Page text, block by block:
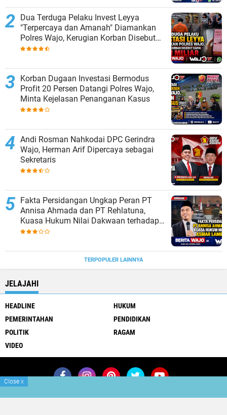
Dua Terduga Pelaku Invest Leyya
"Terpercaya dan Amanah" Diamankan
Polres Wajo, Kerugian Korban Disebut
Capai Rp8 Miliar
Korban Dugaan Investasi Bermodus
Profit 20 Persen Datangi Polres Wajo,
Minta Kejelasan Penanganan Kasus
Andi Rosman Nahkodai DPC Gerindra
Wajo, Herman Arif Dipercaya sebagai
Sekretaris
Fakta Persidangan Ungkap Peran PT
Annisa Ahmada dan PT Rehlatuna,
Kuasa Hukum Nilai Dakwaan terhadap
Asmar Lambo Tidak Berdasar
TERPOPULER LAINNYA
JELAJAHI
HEADLINE
HUKUM
PEMERINTAHAN
PENDIDIKAN
POLITIK
RAGAM
VIDEO
Join Now Redaksi
Pedoman Media Siber
Close x